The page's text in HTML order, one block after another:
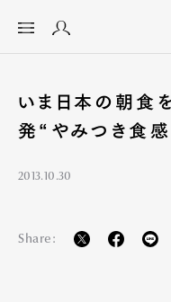
いま日本の朝食
発“やみつき食感
2013.10.30
Share: